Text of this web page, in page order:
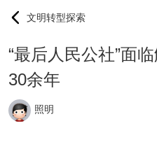
文明转型探索
“最后人民公社”面
30余年
照明